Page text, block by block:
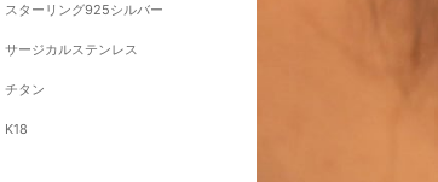
スターリング925シルバー
サージカルステンレス
チタン
K18